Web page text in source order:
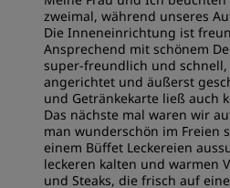
zweimal, während unseres
Die Inneneinrichtung ist
Ansprechend mit schönem
super-freundlich und schnell,
angerichtet und äußerst
und Getränkekarte ließ auch
Das nächste mal waren wir
man wunderschön im Freien
einem Büffet Leckereien
leckeren kalten und warmen
und Steaks, die frisch auf